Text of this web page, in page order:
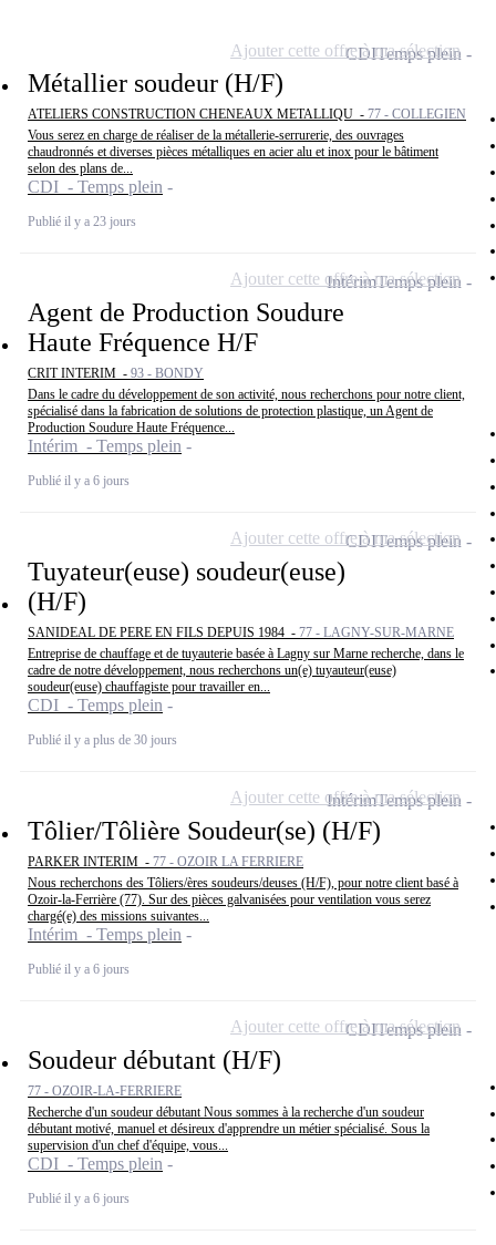
Métallier soudeur (H/F)
ATELIERS CONSTRUCTION CHENEAUX METALLIQU - 77 - COLLEGIEN
Vous serez en charge de réaliser de la métallerie-serrurerie, des ouvrages
chaudronnés et diverses pièces métalliques en acier alu et inox pour le bâtiment
selon des plans de...
CDI - Temps plein
Publié il y a 23 jours
CDITemps plein
Ajouter cette offre à ma sélection
Agent de Production Soudure
Haute Fréquence H/F
CRIT INTERIM - 93 - BONDY
Dans le cadre du développement de son activité, nous recherchons pour notre client,
spécialisé dans la fabrication de solutions de protection plastique, un Agent de
Production Soudure Haute Fréquence...
Intérim - Temps plein
Publié il y a 6 jours
IntérimTemps plein
Ajouter cette offre à ma sélection
Tuyateur(euse) soudeur(euse)
(H/F)
SANIDEAL DE PERE EN FILS DEPUIS 1984 - 77 - LAGNY-SUR-MARNE
Entreprise de chauffage et de tuyauterie basée à Lagny sur Marne recherche, dans le
cadre de notre développement, nous recherchons un(e) tuyauteur(euse)
soudeur(euse) chauffagiste pour travailler en...
CDI - Temps plein
Publié il y a plus de 30 jours
CDITemps plein
Ajouter cette offre à ma sélection
Tôlier/Tôlière Soudeur(se) (H/F)
PARKER INTERIM - 77 - OZOIR LA FERRIERE
Nous recherchons des Tôliers/ères soudeurs/deuses (H/F), pour notre client basé à
Ozoir-la-Ferrière (77). Sur des pièces galvanisées pour ventilation vous serez
chargé(e) des missions suivantes...
Intérim - Temps plein
Publié il y a 6 jours
IntérimTemps plein
Ajouter cette offre à ma sélection
Soudeur débutant (H/F)
77 - OZOIR-LA-FERRIERE
Recherche d'un soudeur débutant Nous sommes à la recherche d'un soudeur
débutant motivé, manuel et désireux d'apprendre un métier spécialisé. Sous la
supervision d'un chef d'équipe, vous...
CDI - Temps plein
Publié il y a 6 jours
CDITemps plein
Ajouter cette offre à ma sélection